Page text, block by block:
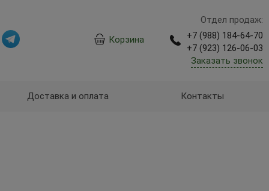
Корзина
Отдел продаж:
+7 (988) 184-64-70
+7 (923) 126-06-03
Заказать звонок
Доставка и оплата Контакты